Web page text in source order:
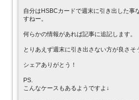
自分はHSBCカードで週末に引き出した事
すねー。
何らかの情報があれば記事に追記します。
とりあえず週末に引き出さない方が良さ
シェアありがとう！
PS.
こんなケースもあるようですよ↓